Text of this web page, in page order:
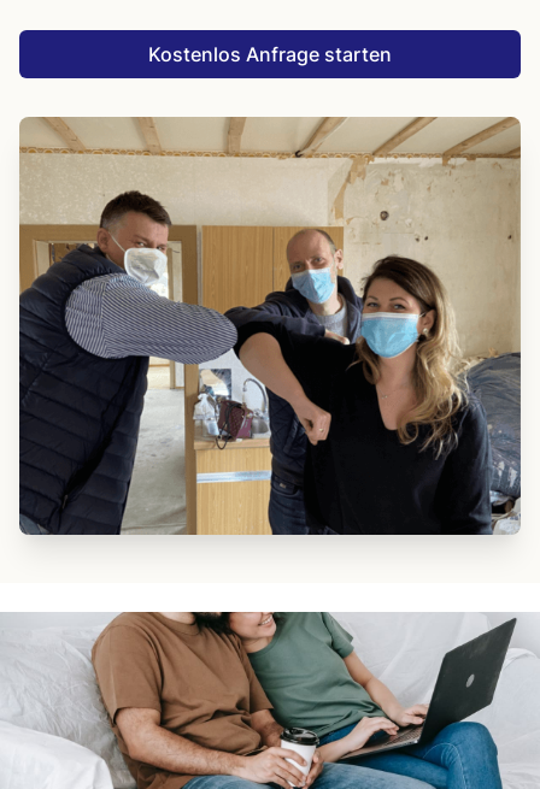
Kostenlos Anfrage starten